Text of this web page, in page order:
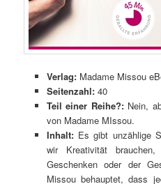
Verlag: Madame Missou
Seitenzahl:40
Teil einer Reihe?:Nein,
von Madame MIssou.
Inhalt: Es gibt unzählige
wir Kreativität
Geschenken oder der
Missou behauptet, dass